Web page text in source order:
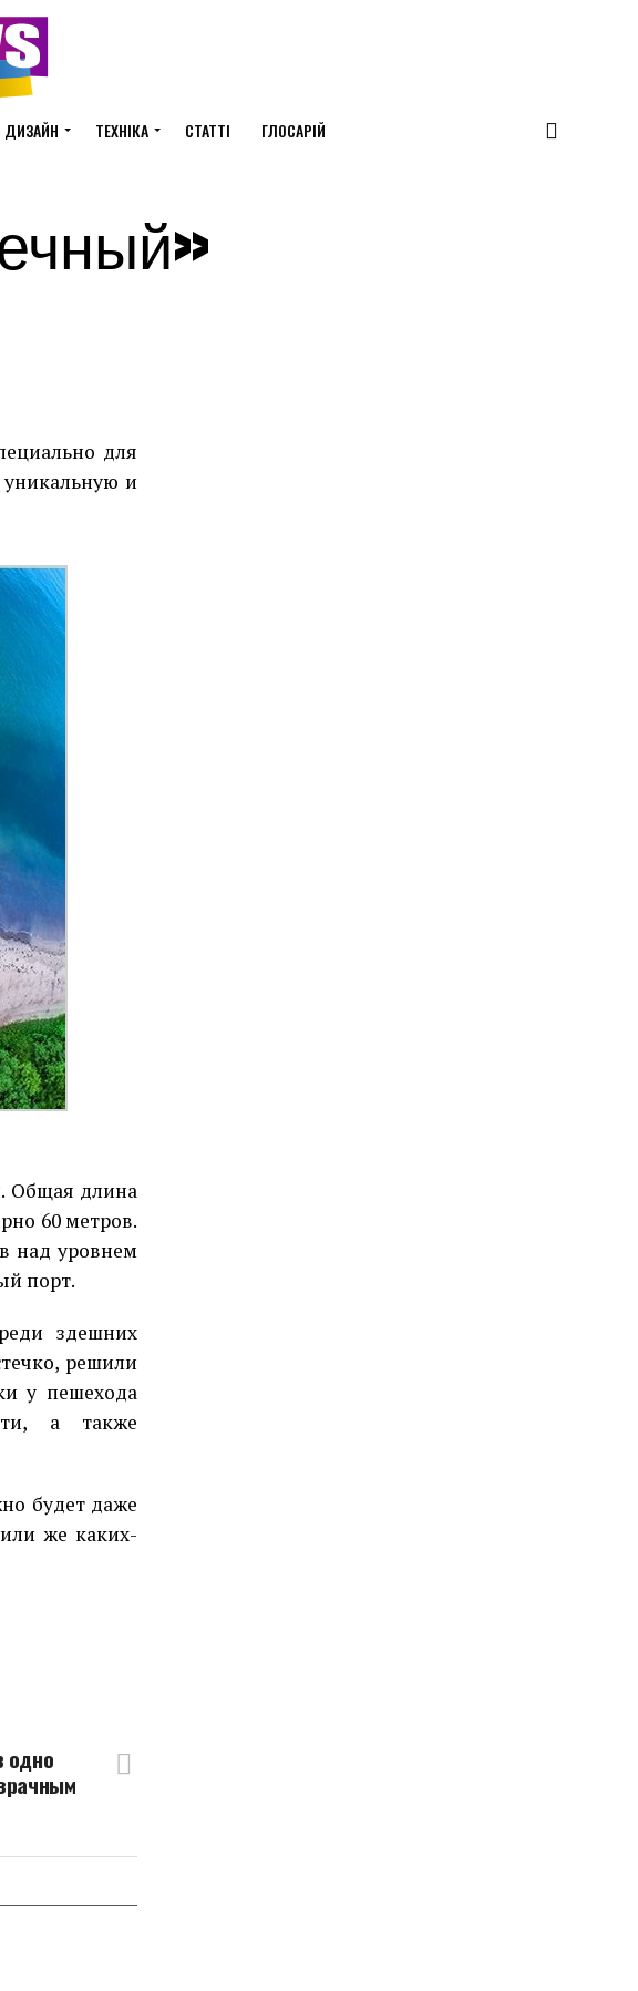
ДИЗАЙН ТЕХНІКА СТАТТІ ГЛОСАРІЙ
для
уникальную и
Общая длина
60 метров.
над уровнем
порт.
здешних
решили
у пешехода
а также
будет даже
же каких-
одно